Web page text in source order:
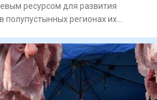
ресурсом для развития
полупустынных регионах их